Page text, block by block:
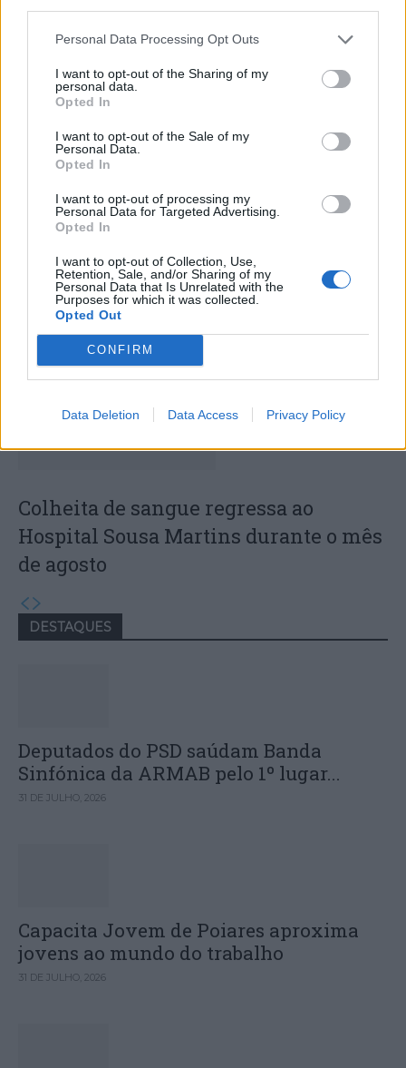
Personal Data Processing Opt Outs
I want to opt-out of the Sharing of my
personal data.
Opted In
I want to opt-out of the Sale of my
Personal Data.
Opted In
I want to opt-out of processing my
Personal Data for Targeted Advertising.
Opted In
I want to opt-out of Collection, Use,
Retention, Sale, and/or Sharing of my
Personal Data that Is Unrelated with the
Purposes for which it was collected.
Opted Out
CONFIRM
Data Deletion Data Access Privacy Policy
Deputados do PSD saúdam Banda
Sinfónica da ARMAB pelo 1º lugar no
certame internacional de Valência
Capacita Jovem de Poiares aproxima
jovens ao mundo do trabalho
Colheita de sangue regressa ao
Hospital Sousa Martins durante o mês
de agosto
DESTAQUES
Deputados do PSD saúdam Banda
Sinfónica da ARMAB pelo 1º lugar...
31 DE JULHO, 2026
Capacita Jovem de Poiares aproxima
jovens ao mundo do trabalho
31 DE JULHO, 2026